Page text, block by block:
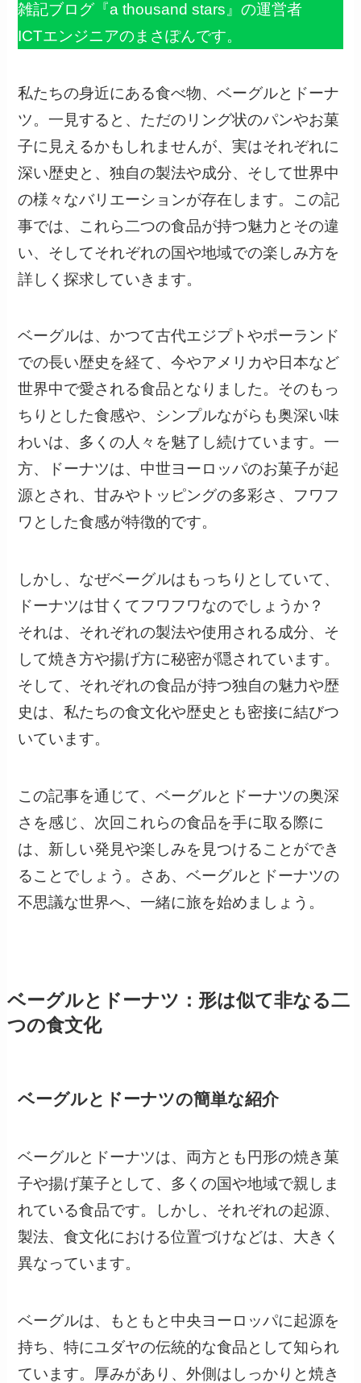
雑記ブログ『a thousand stars』の運営者
ICTエンジニアのまさぽんです。
私たちの身近にある食べ物、ベーグルとドーナ
ツ。一見すると、ただのリング状のパンやお菓
子に見えるかもしれませんが、実はそれぞれに
深い歴史と、独自の製法や成分、そして世界中
の様々なバリエーションが存在します。この記
事では、これら二つの食品が持つ魅力とその違
い、そしてそれぞれの国や地域での楽しみ方を
詳しく探求していきます。
ベーグルは、かつて古代エジプトやポーランド
での長い歴史を経て、今やアメリカや日本など
世界中で愛される食品となりました。そのもっ
ちりとした食感や、シンプルながらも奥深い味
わいは、多くの人々を魅了し続けています。一
方、ドーナツは、中世ヨーロッパのお菓子が起
源とされ、甘みやトッピングの多彩さ、フワフ
ワとした食感が特徴的です。
しかし、なぜベーグルはもっちりとしていて、
ドーナツは甘くてフワフワなのでしょうか？
それは、それぞれの製法や使用される成分、そ
して焼き方や揚げ方に秘密が隠されています。
そして、それぞれの食品が持つ独自の魅力や歴
史は、私たちの食文化や歴史とも密接に結びつ
いています。
この記事を通じて、ベーグルとドーナツの奥深
さを感じ、次回これらの食品を手に取る際に
は、新しい発見や楽しみを見つけることができ
ることでしょう。さあ、ベーグルとドーナツの
不思議な世界へ、一緒に旅を始めましょう。
ベーグルとドーナツ：形は似て非なる二
つの食文化
ベーグルとドーナツの簡単な紹介
ベーグルとドーナツは、両方とも円形の焼き菓
子や揚げ菓子として、多くの国や地域で親しま
れている食品です。しかし、それぞれの起源、
製法、食文化における位置づけなどは、大きく
異なっています。
ベーグルは、もともと中央ヨーロッパに起源を
持ち、特にユダヤの伝統的な食品として知られ
ています。厚みがあり、外側はしっかりと焼き